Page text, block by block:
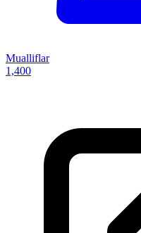
Mualliflar
1,400